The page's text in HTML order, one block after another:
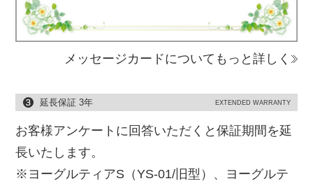
メッセージカードについてもっと詳しく
延長保証 3年 EXTENDED WARRANTY
お客様アンケートに回答いただくと保証期間を延
長いたします。
※ヨーグルティアS（YS-01/旧型）、ヨーグルテ